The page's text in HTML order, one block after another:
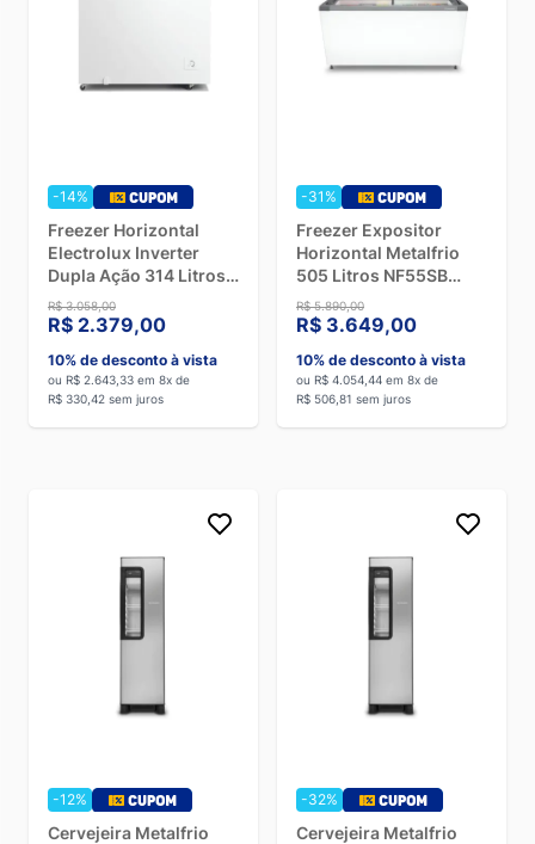
-14%
Freezer Horizontal
Electrolux Inverter
Dupla Ação 314 Litros
HI330 Branco - 127V
R$ 3.058,00
R$ 2.379,00
10% de desconto à vista
ou R$ 2.643,33 em 8x de
R$ 330,42 sem juros
-31%
Freezer Expositor
Horizontal Metalfrio
505 Litros NF55SB
Branco - 220V
R$ 5.890,00
R$ 3.649,00
10% de desconto à vista
ou R$ 4.054,44 em 8x de
R$ 506,81 sem juros
-12%
Cervejeira Metalfrio
-32%
Cervejeira Metalfrio